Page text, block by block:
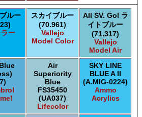
ルー
ー
スカイブルー
(70.961)
Vallejo
Model Color
AII SV. Gol ラ
イトブルー
(71.317)
Vallejo
Model Air
Air
Superiority
Blue
FS35450
(UA037)
Lifecolor
SKY LINE
BLUE A II
(A.MIG-0224)
Ammo
Acrylics